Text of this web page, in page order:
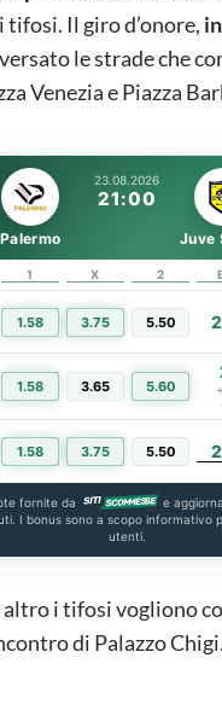
tifosi. Il giro d’onore,
le strade che
Venezia e Piazza
23.08.2026
21:00
Palermo Juve
1 X 2
1.58 3.75 5.50
1.58 3.65 5.60
1.58 3.75 5.50
fornite da
e
I bonus sono a scopo informativo
utenti.
altro i tifosi vogliono
di Palazzo Chigi.